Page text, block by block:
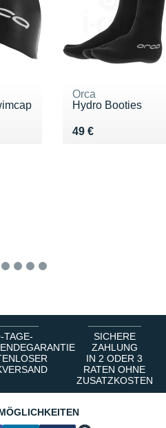
Orca
Hydro Booties
49 €
Vendu 49 €
TAGE-
SICHERE
ZAHLUNG
IN 2 ODER 3
RATEN OHNE
ZUSATZKOSTEN